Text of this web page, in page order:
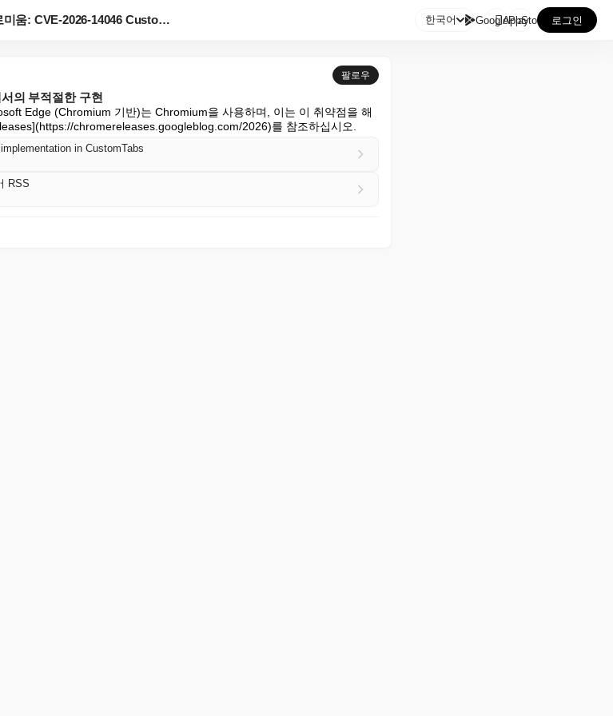
크로미움: CVE-2026-14046 CustomTab... 한국어 GooglePlay
AppStore 로그인
팔로우
의 부적절한 구현
Edge (Chromium 기반)는 Chromium을 사용하며, 이는 이 취약점을 해
chromereleases.googleblog.com/2026)를 참조하십시오.
in CustomTabs
RSS